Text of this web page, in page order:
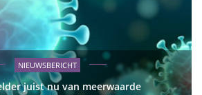
NIEUWSBERICHT
juist nu van meerwaarde